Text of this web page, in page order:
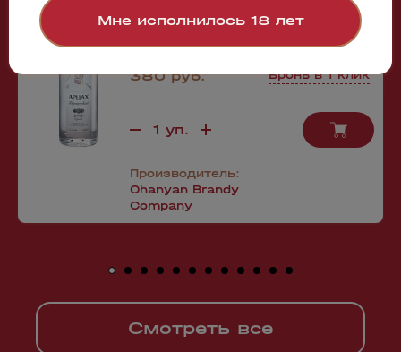
380 руб. Бронь в 1 клик
Производитель:
Ohanyan Brandy
Company
Смотреть все
Мне исполнилось 18 лет